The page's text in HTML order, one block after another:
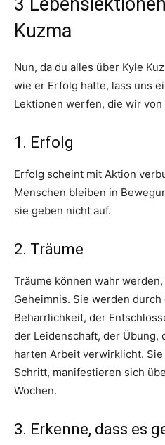
Kuzma
Nun, da du alles über Kyle
wie er Erfolg hatte, lass uns
Lektionen werfen, die wir
1. Erfolg
Erfolg scheint mit Aktion
Menschen bleiben in
sie geben nicht auf.
2. Träume
Träume können wahr
Geheimnis. Sie werden
Beharrlichkeit, der
der Leidenschaft, der Übung,
harten Arbeit verwirklicht.
Schritt, manifestieren sich
Wochen.
3. Erkenne, dass es